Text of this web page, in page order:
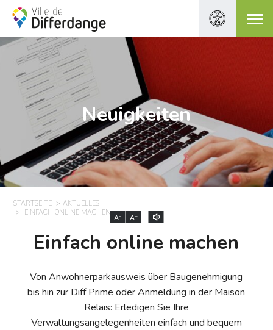
Neuigkeiten
STARTSEITE
AKTUELLES
EINFACH ONLINE MACHEN
A- A+
Einfach online machen
Von Anwohnerparkausweis über Baugenehmigung
bis hin zur Diff Prime oder Anmeldung in der Maison
Relais: Erledigen Sie Ihre
Verwaltungsangelegenheiten einfach und bequem